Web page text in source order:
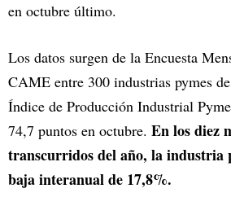
en octubre último.
Los datos surgen de la Encuesta
CAME entre 300 industrias pymes
Índice de Producción Industrial
74,7 puntos en octubre. En los diez
transcurridos del año, la industria
baja interanual de 17,8%.